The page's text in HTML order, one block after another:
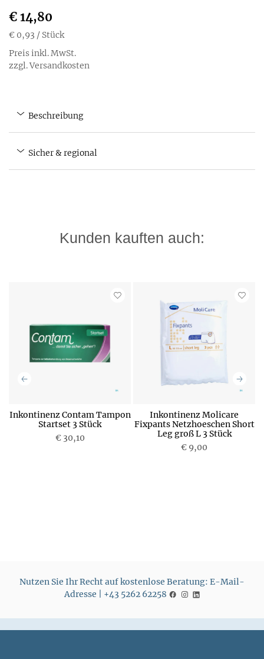
€ 14,80
€ 0,93 / Stück
Preis inkl. MwSt.
zzgl. Versandkosten
Beschreibung
Sicher & regional
Kunden kauften auch:
Inkontinenz Contam Tampon
Startset 3 Stück
€ 30,10
Inkontinenz Molicare
Fixpants Netzhoeschen Short
Leg groß L 3 Stück
€ 9,00
Nutzen Sie Ihr Recht auf kostenlose Beratung: E-Mail-
Adresse | +43 5262 62258